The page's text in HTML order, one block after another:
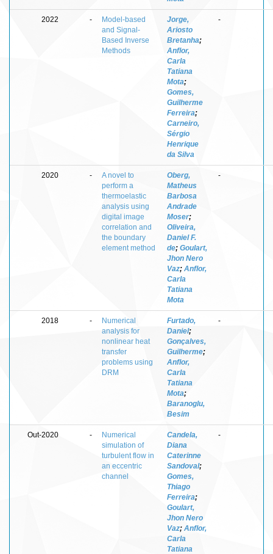
2022 -
Model-based
and Signal-
Based Inverse
Methods
Jorge,
Ariosto
Bretanha;
Anflor,
Carla
Tatiana
Mota;
Gomes,
Guilherme
Ferreira;
Carneiro,
Sérgio
Henrique
da Silva
-
2020 -
A novel to
perform a
thermoelastic
analysis using
digital image
correlation and
the boundary
element method
Oberg,
Matheus
Barbosa
Andrade
Moser;
Oliveira,
Daniel F.
de; Goulart,
Jhon Nero
Vaz; Anflor,
Carla
Tatiana
Mota
-
2018 -
Numerical
analysis for
nonlinear heat
transfer
problems using
DRM
Furtado,
Daniel;
Gonçalves,
Guilherme;
Anflor,
Carla
Tatiana
Mota;
Baranoglu,
Besim
-
Out-2020 -
Numerical
simulation of
turbulent flow in
an eccentric
channel
Candela,
Diana
Caterinne
Sandoval;
Gomes,
Thiago
Ferreira;
Goulart,
Jhon Nero
Vaz; Anflor,
Carla
Tatiana
-